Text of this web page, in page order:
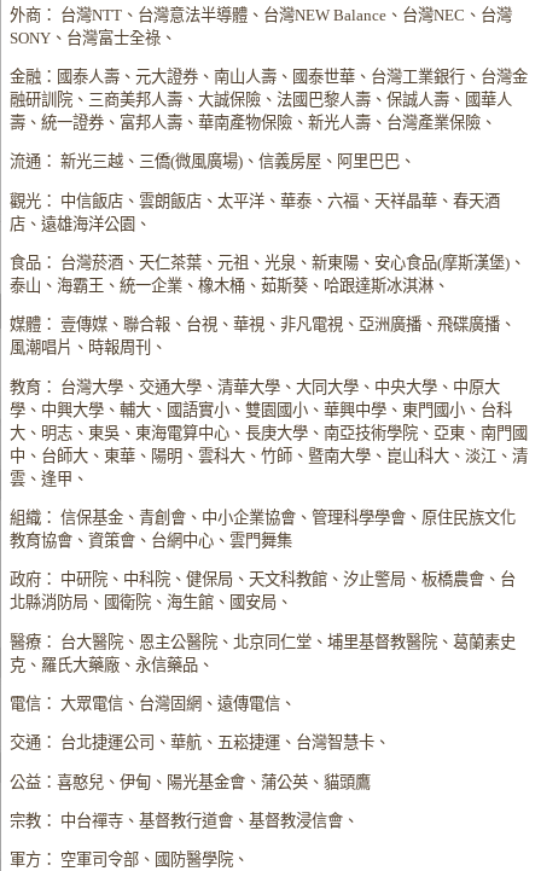
外商： 台灣NTT、台灣意法半導體、台灣NEW Balance、台灣NEC、台灣
SONY、台灣富士全祿、
金融：國泰人壽、元大證券、南山人壽、國泰世華、台灣工業銀行、台灣金
融研訓院、三商美邦人壽、大誠保險、法國巴黎人壽、保誠人壽、國華人
壽、統一證券、富邦人壽、華南產物保險、新光人壽、台灣產業保險、
流通： 新光三越、三僑(微風廣場)、信義房屋、阿里巴巴、
觀光： 中信飯店、雲朗飯店、太平洋、華泰、六福、天祥晶華、春天酒
店、遠雄海洋公園、
食品： 台灣菸酒、天仁茶葉、元祖、光泉、新東陽、安心食品(摩斯漢堡)、
泰山、海霸王、統一企業、橡木桶、茹斯葵、哈跟達斯冰淇淋、
媒體： 壹傳媒、聯合報、台視、華視、非凡電視、亞洲廣播、飛碟廣播、
風潮唱片、時報周刊、
教育： 台灣大學、交通大學、清華大學、大同大學、中央大學、中原大
學、中興大學、輔大、國語實小、雙園國小、華興中學、東門國小、台科
大、明志、東吳、東海電算中心、長庚大學、南亞技術學院、亞東、南門國
中、台師大、東華、陽明、雲科大、竹師、暨南大學、崑山科大、淡江、清
雲、逢甲、
組織： 信保基金、青創會、中小企業協會、管理科學學會、原住民族文化
教育協會、資策會、台網中心、雲門舞集
政府： 中研院、中科院、健保局、天文科教館、汐止警局、板橋農會、台
北縣消防局、國衛院、海生館、國安局、
醫療： 台大醫院、恩主公醫院、北京同仁堂、埔里基督教醫院、葛蘭素史
克、羅氏大藥廠、永信藥品、
電信： 大眾電信、台灣固網、遠傳電信、
交通： 台北捷運公司、華航、五崧捷運、台灣智慧卡、
公益：喜憨兒、伊甸、陽光基金會、蒲公英、貓頭鷹
宗教： 中台禪寺、基督教行道會、基督教浸信會、
軍方： 空軍司令部、國防醫學院、